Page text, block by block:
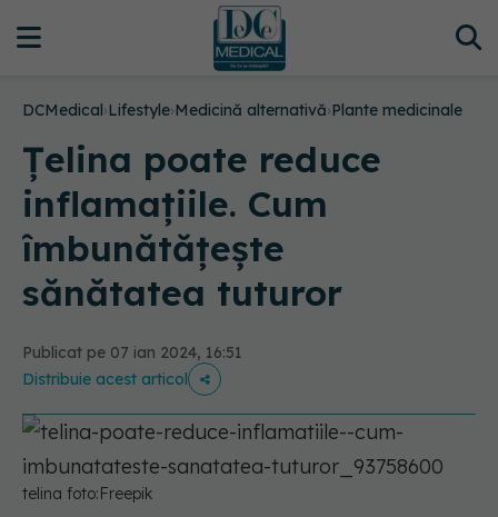
DCMedical›Lifestyle›Medicină alternativă›Plante medicinale
Țelina poate reduce
inflamațiile. Cum
îmbunătățește
sănătatea tuturor
Publicat pe 07 ian 2024, 16:51
Distribuie acest articol
telina foto:Freepik